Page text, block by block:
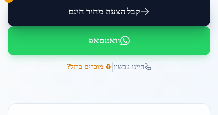
קבל הצעת מחיר חינם
וואטסאפ
חייגו עכשיו ♻️ מוכרים ברזל?